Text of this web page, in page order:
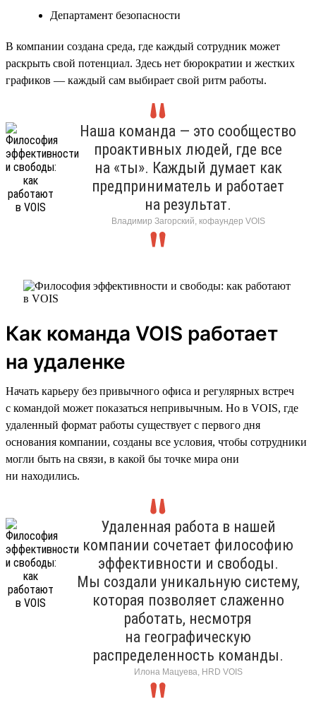
Департамент безопасности
В компании создана среда, где каждый сотрудник может
раскрыть свой потенциал. Здесь нет бюрократии и жестких
графиков — каждый сам выбирает свой ритм работы.
Наша команда — это сообщество
проактивных людей, где все
на «ты». Каждый думает как
предприниматель и работает
на результат.
Владимир Загорский, кофаундер VOIS
Как команда VOIS работает
на удаленке
Начать карьеру без привычного офиса и регулярных встреч
с командой может показаться непривычным. Но в VOIS, где
удаленный формат работы существует с первого дня
основания компании, созданы все условия, чтобы сотрудники
могли быть на связи, в какой бы точке мира они
ни находились.
Удаленная работа в нашей
компании сочетает философию
эффективности и свободы.
Мы создали уникальную систему,
которая позволяет слаженно
работать, несмотря
на географическую
распределенность команды.
Илона Мацуева, HRD VOIS